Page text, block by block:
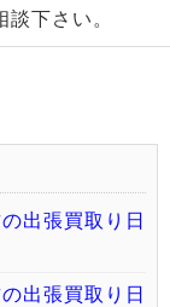
下さい。
出張買取り日
出張買取り日